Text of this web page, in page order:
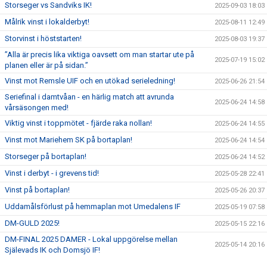
Storseger vs Sandviks IK! 2025-09-03 18:03
Målrik vinst i lokalderbyt! 2025-08-11 12:49
Storvinst i höststarten! 2025-08-03 19:37
”Alla är precis lika viktiga oavsett om man startar ute på
planen eller är på sidan.”
2025-07-19 15:02
Vinst mot Remsle UIF och en utökad serieledning! 2025-06-26 21:54
Seriefinal i damtvåan - en härlig match att avrunda
vårsäsongen med!
2025-06-24 14:58
Viktig vinst i toppmötet - fjärde raka nollan! 2025-06-24 14:55
Vinst mot Mariehem SK på bortaplan! 2025-06-24 14:54
Storseger på bortaplan! 2025-06-24 14:52
Vinst i derbyt - i grevens tid! 2025-05-28 22:41
Vinst på bortaplan! 2025-05-26 20:37
Uddamålsförlust på hemmaplan mot Umedalens IF 2025-05-19 07:58
DM-GULD 2025! 2025-05-15 22:16
DM-FINAL 2025 DAMER - Lokal uppgörelse mellan
Själevads IK och Domsjö IF!
2025-05-14 20:16